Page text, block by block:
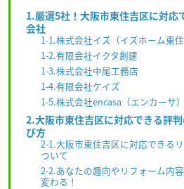
1.厳選5社！大阪市東住吉区に対応
会社
1-1.株式会社イズ（イズホーム東住
1-2.有限会社イクタ創建
1-3.株式会社中尾工務店
1-4.有限会社ケイズ
1-5.株式会社encasa（エンカーサ）
2.大阪市東住吉区に対応できる評
び方
2-1.大阪市東住吉区に対応できる
ついて
2-2.あなたの趣向やリフォーム内
変わる！